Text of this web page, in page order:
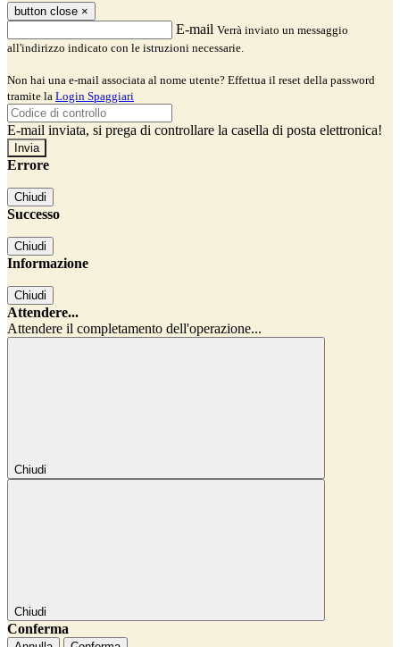
button close ×
E-mail Verrà inviato un messaggio
all'indirizzo indicato con le istruzioni necessarie.
Non hai una e-mail associata al nome utente? Effettua il reset della password
tramite la Login Spaggiari
E-mail inviata, si prega di controllare la casella di posta elettronica!
Errore
Chiudi
Successo
Chiudi
Informazione
Chiudi
Attendere...
Attendere il completamento dell'operazione...
Chiudi
Chiudi
Conferma